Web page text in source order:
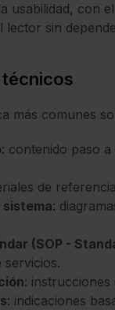
usabilidad, con
sin
más comunes
: contenido paso
de
:
(SOP -
servicios.
: instrucciones
: indicaciones